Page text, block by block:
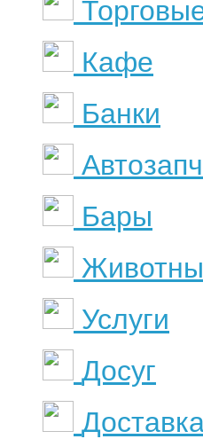
Кафе
Банки
Бары
Услуги
Досуг